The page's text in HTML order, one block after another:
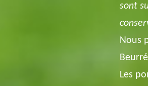
sont
Nous
Les